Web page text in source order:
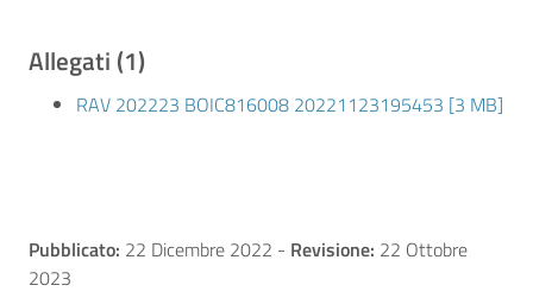
Allegati (1)
RAV 202223 BOIC816008 20221123195453 [3 MB]
Pubblicato: 22 Dicembre 2022 - Revisione: 22 Ottobre
2023